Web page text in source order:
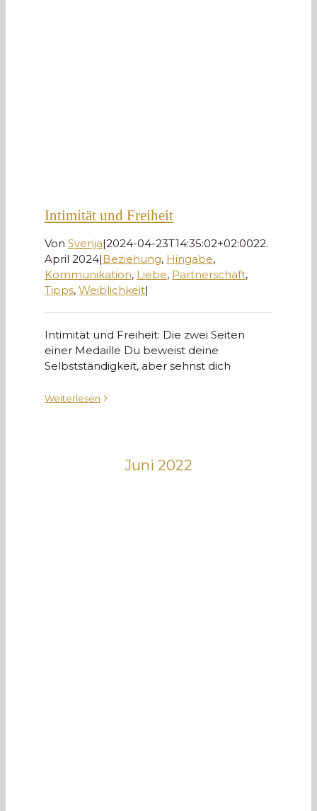
Intimität und Freiheit
Von Svenja|2024-04-23T14:35:02+02:0022.
April 2024|Beziehung, Hingabe,
Kommunikation, Liebe, Partnerschaft,
Tipps, Weiblichkeit|
Intimität und Freiheit: Die zwei Seiten
einer Medaille Du beweist deine
Selbstständigkeit, aber sehnst dich
Weiterlesen
Juni 2022